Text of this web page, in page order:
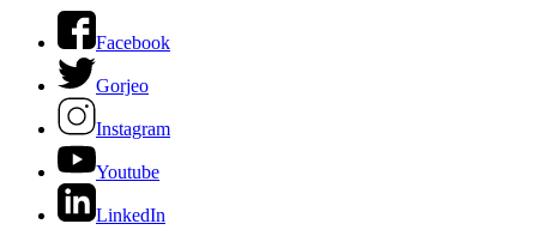
Facebook
Gorjeo
Instagram
Youtube
LinkedIn